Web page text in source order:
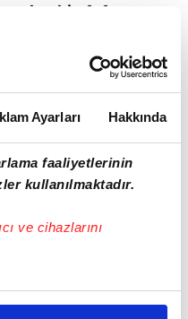
Ayarları Hakkında
faaliyetlerinin
kullanılmaktadır.
ve cihazlarını
sizlere özel
1-1